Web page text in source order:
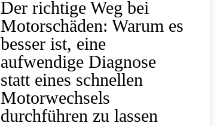
Der richtige Weg bei
Motorschäden: Warum es
besser ist, eine
aufwendige Diagnose
statt eines schnellen
Motorwechsels
durchführen zu lassen